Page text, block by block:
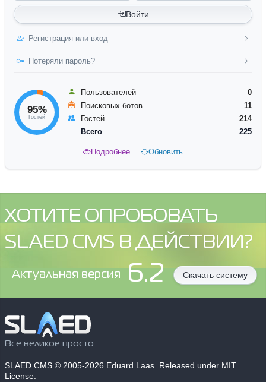
Войти
Регистрация или вход
Потеряли пароль?
95%
Гостей
Пользователей
0
Поисковых ботов
11
Гостей
214
Всего
225
Подробнее Обновить
ХОТИТЕ ОПРОБОВАТЬ
SLAED CMS В ДЕЙСТВИИ?
Aктуальная версия 6.2 Скачать систему
Все великое просто
SLAED CMS © 2005-2026 Eduard Laas. Released under MIT
License.